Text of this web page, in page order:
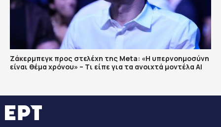
Ζάκερμπεγκ προς στελέχη της Μeta: «Η υπερνοημοσύνη
είναι θέμα χρόνου» – Tι είπε για τα ανοιχτά μοντέλα ΑΙ